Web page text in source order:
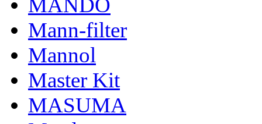
MANDO
Mann-filter
Mannol
Master Kit
MASUMA